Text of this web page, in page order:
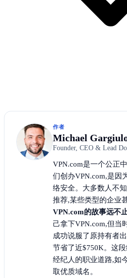
作者
Michael
Founder, CEO & Lead
VPN.com是一个公正
们创办VPN.com,是因
络安全。大多数人不
推荐,某些类型的企业
VPN.com的故事远不
己拿下VPN.com,但当
成功说服了原持有者
节省了近$750K。这
经纪人的职业道路,如
取优质域名。